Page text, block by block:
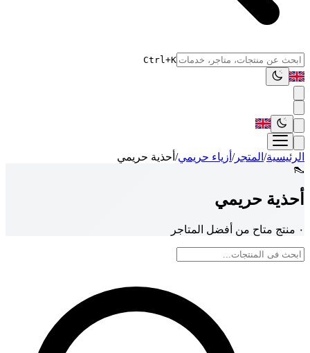
Ctrl+K
الرئيسية/ المتجر/ أزياء حريمي/ أحذية حريمي
👠
أحذية حريمي
٠ منتج متاح من أفضل المتاجر